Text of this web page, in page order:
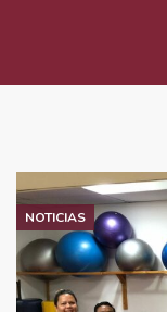
NOTICIAS